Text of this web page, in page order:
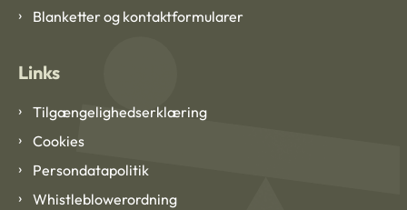
Blanketter og kontaktformularer
Links
Tilgængelighedserklæring
Cookies
Persondatapolitik
Whistleblowerordning